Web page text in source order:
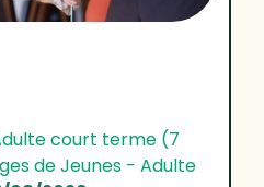
court terme (7
de Jeunes - Adulte